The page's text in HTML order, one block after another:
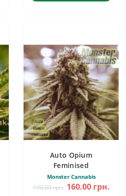
Auto Opium
Feminised
Monster Cannabis
190.00 грн. 160.00 грн.